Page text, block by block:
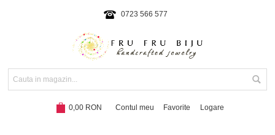
0723 566 577
0,00 RON Contul meu Favorite Logare